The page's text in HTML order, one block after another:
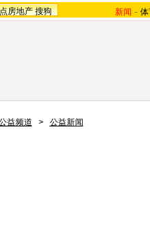
房地产 搜狗 新闻 -
益频道 > 公益新闻